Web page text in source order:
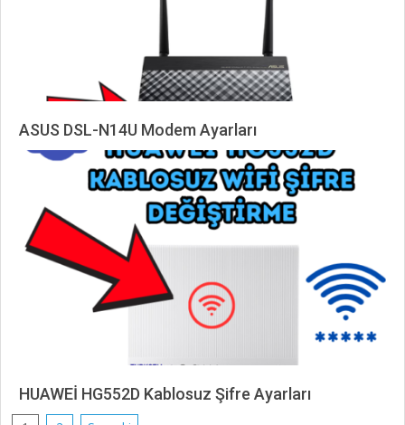
ASUS DSL-N14U Modem Ayarları
2025-
HUAWEİ HG552D Kablosuz Şifre Ayarları
2024-